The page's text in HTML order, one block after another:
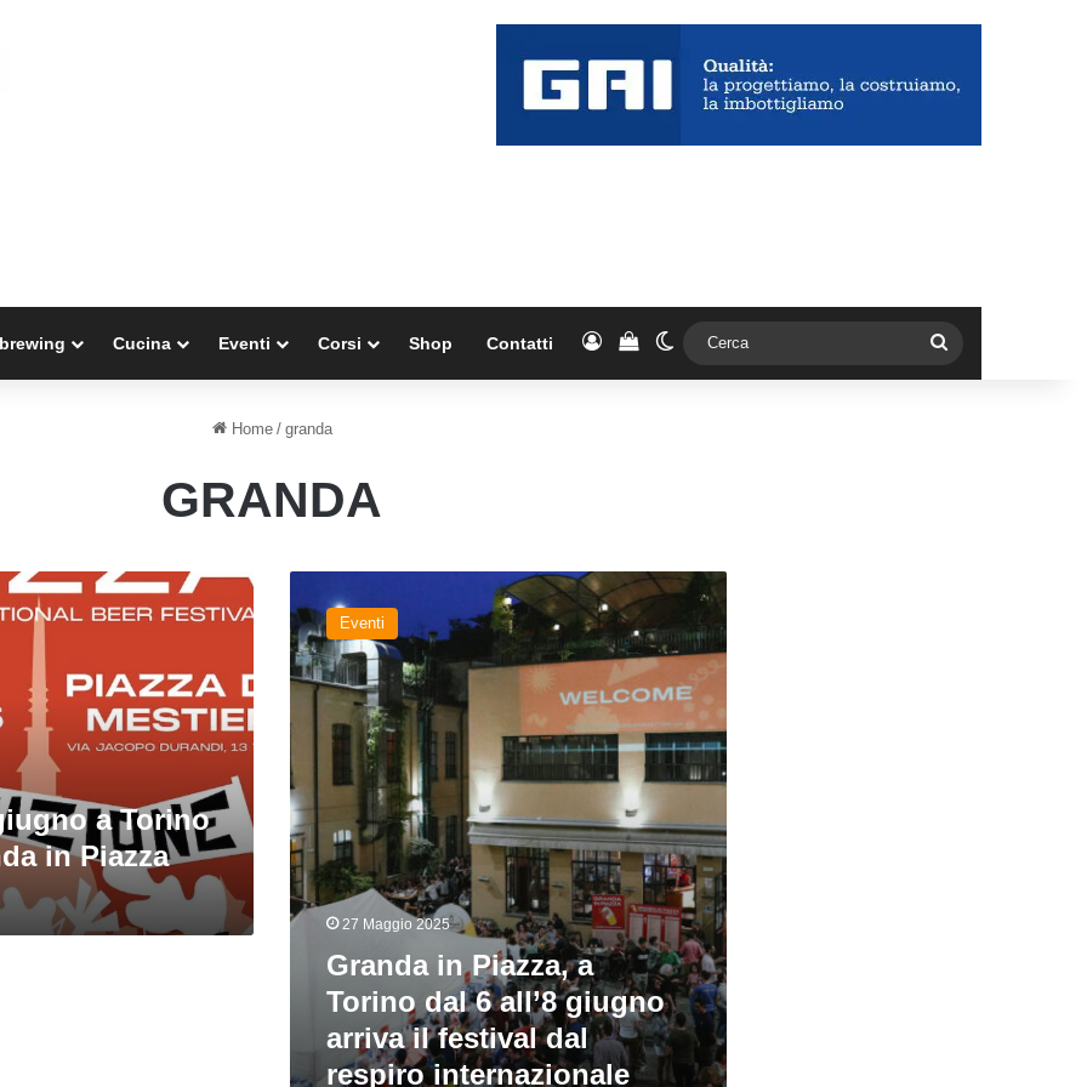
Cucina Eventi Corsi Shop Contatti AccediVedi il carrello
Cambia aspetto
Home / granda
GRANDA
a Torino
in Piazza
in
Piazza,
a
Torino
giugno
arriva
il
festival
dal
respiro
Eventi
27 Maggio 2025
Granda in Piazza, a
Torino dal 6 all’8 giugno
arriva il festival dal
respiro internazionale